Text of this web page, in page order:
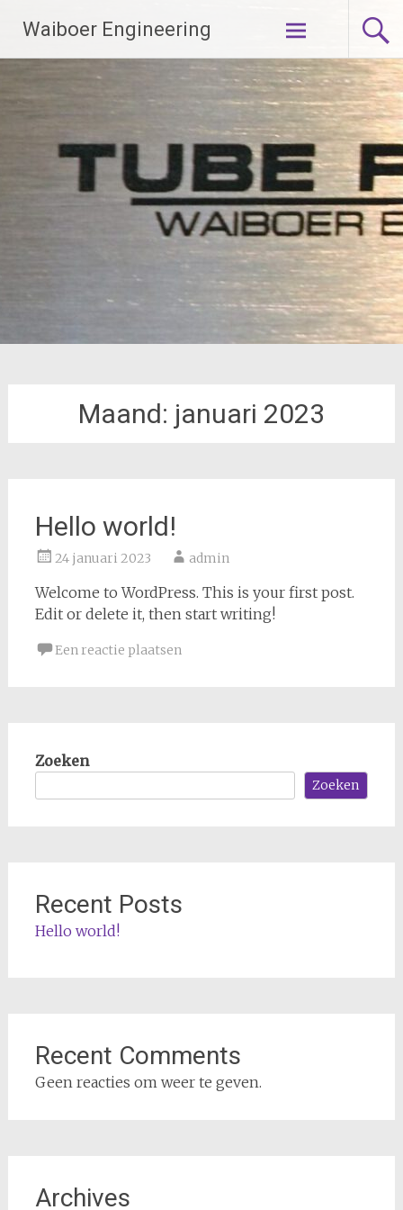
naar
de
Waiboer Engineering
Maand: januari 2023
Hello world!
24 januari 2023 admin
Welcome to WordPress. This is your first post.
Edit or delete it, then start writing!
Een reactie plaatsen
Zoeken
Zoeken
Recent Posts
Hello world!
Recent Comments
Geen reacties om weer te geven.
Archives